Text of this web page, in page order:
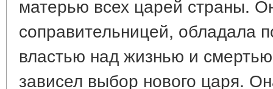
матерью всех царей страны.
соправительницей, обладала
властью над жизнью и
зависел выбор нового царя.